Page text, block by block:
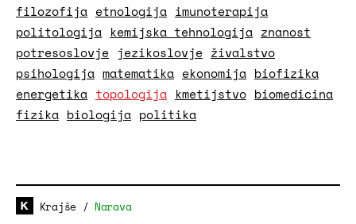
filozofija etnologija imunoterapija
politologija kemijska tehnologija znanost
potresoslovje jezikoslovje živalstvo
psihologija matematika ekonomija biofizika
energetika topologija kmetijstvo biomedicina
fizika biologija politika
Krajše / Narava